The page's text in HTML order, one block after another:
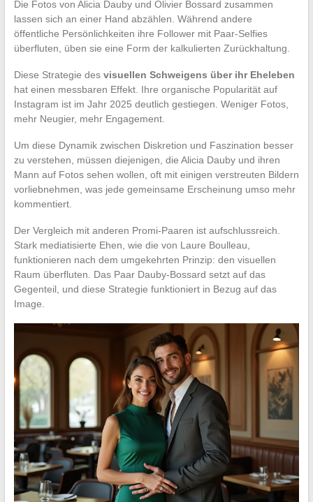
Die Fotos von Alicia Dauby und Olivier Bossard zusammen
lassen sich an einer Hand abzählen. Während andere
öffentliche Persönlichkeiten ihre Follower mit Paar-Selfies
überfluten, üben sie eine Form der kalkulierten Zurückhaltung.
Diese Strategie des visuellen Schweigens über ihr Eheleben
hat einen messbaren Effekt. Ihre organische Popularität auf
Instagram ist im Jahr 2025 deutlich gestiegen. Weniger Fotos,
mehr Neugier, mehr Engagement.
Um diese Dynamik zwischen Diskretion und Faszination besser
zu verstehen, müssen diejenigen, die Alicia Dauby und ihren
Mann auf Fotos sehen wollen, oft mit einigen verstreuten Bildern
vorliebnehmen, was jede gemeinsame Erscheinung umso mehr
kommentiert.
Der Vergleich mit anderen Promi-Paaren ist aufschlussreich.
Stark mediatisierte Ehen, wie die von Laure Boulleau,
funktionieren nach dem umgekehrten Prinzip: den visuellen
Raum überfluten. Das Paar Dauby-Bossard setzt auf das
Gegenteil, und diese Strategie funktioniert in Bezug auf das
Image.